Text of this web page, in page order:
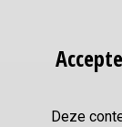
Deze